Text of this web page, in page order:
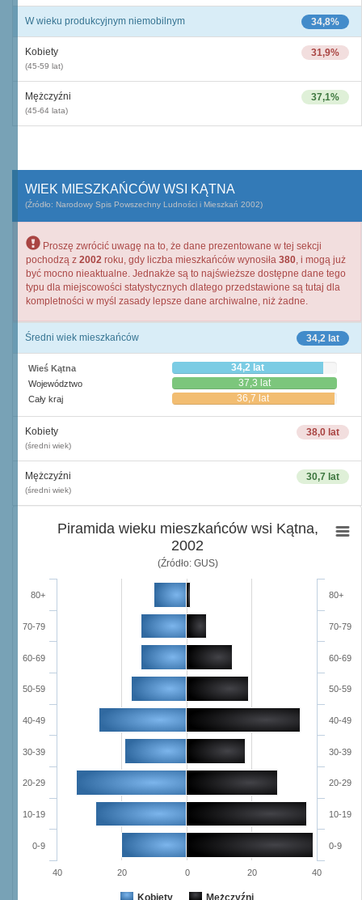
34,8%
W wieku produkcyjnym niemobilnym
31,9%
Kobiety
(45-59 lat)
37,1%
Mężczyźni
(45-64 lata)
WIEK MIESZKAŃCÓW WSI KĄTNA
(Źródło: Narodowy Spis Powszechny Ludności i Mieszkań 2002)
Proszę zwrócić uwagę na to, że dane prezentowane w tej sekcji
pochodzą z 2002 roku, gdy liczba mieszkańców wynosiła 380, i mogą już
być mocno nieaktualne. Jednakże są to najświeższe dostępne dane tego
typu dla miejscowości statystycznych dlatego przedstawione są tutaj dla
kompletności w myśl zasady lepsze dane archiwalne, niż żadne.
34,2 lat
Średni wiek mieszkańców
Wieś Kątna 34,2 lat
Województwo 37,3 lat
Cały kraj 36,7 lat
38,0 lat
Kobiety
(średni wiek)
30,7 lat
Mężczyźni
(średni wiek)
Piramida wieku mieszkańców wsi Kątna,
2002
(Źródło: GUS)
Kobiety Mężczyźni
0-9
10-19
20-29
30-39
40-49
50-59
60-69
70-79
80+
0-9
10-19
20-29
30-39
40-49
50-59
60-69
70-79
80+
40 20 0 20 40